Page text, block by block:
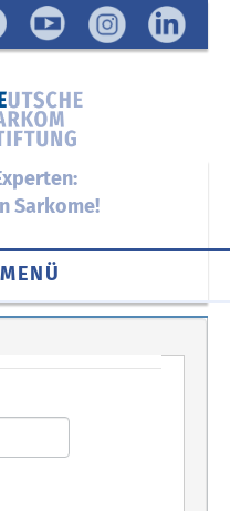
Sarkome!
MENÜ